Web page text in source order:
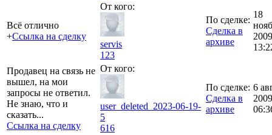
Всё отлично
+Ссылка на сделку
От кого:
servis
123
По сделке:
Сделка в
архиве
18
нояб
2009
Продавец на связь не
вышел, на мои
запросы не ответил.
Не знаю, что и
сказать...
Ссылка на сделку
От кого:
user_deleted_2023-06-19-
5
616
По сделке:
Сделка в
архиве
6
2009